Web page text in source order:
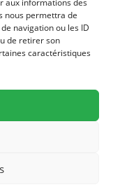
aux informations des
nous permettra de
navigation ou les ID
de retirer son
caractéristiques
- Tél./Fax (0)3